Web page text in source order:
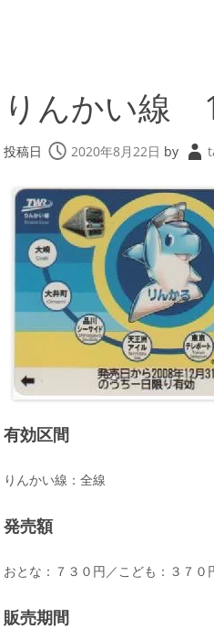
りんかい線
投稿日 2020年8月22日 by
有効区間
りんかい線：全線
発売額
おとな：７３０円／こども：３７０
販売期間